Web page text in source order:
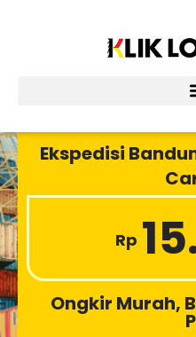
Ekspedisi
Rp
Ongkir Murah,